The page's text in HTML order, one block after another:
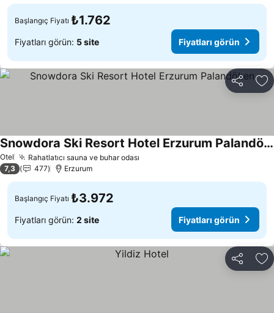
Başlangıç Fiyatı ₺1.762
Fiyatları görün: 5 site Fiyatları görün
Paylaş
Otel Rahatlatıcı sauna ve buhar odası
Snowdora Ski Resort Hotel Erzurum Palandöken
7,3 477 Erzurum
Başlangıç Fiyatı ₺3.972
Fiyatları görün: 2 site Fiyatları görün
Paylaş